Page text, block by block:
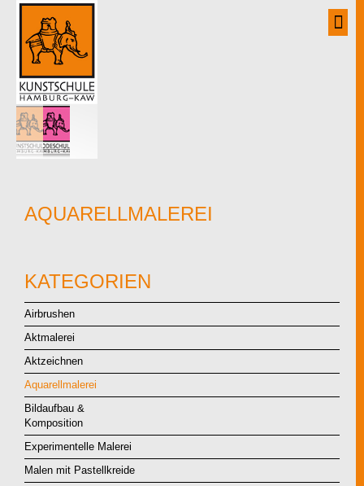
Zum
springen
AQUARELLMALEREI
KATEGORIEN
Airbrushen
Aktmalerei
Aktzeichnen
Aquarellmalerei
Bildaufbau &
Komposition
Experimentelle Malerei
Malen mit Pastellkreide